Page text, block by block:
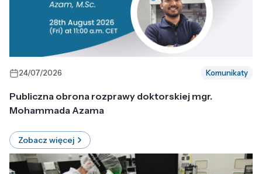
24/07/2026 Komunikaty
Publiczna obrona rozprawy doktorskiej mgr.
Mohammada Azama
Zobacz więcej